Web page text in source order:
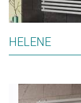
HELENE